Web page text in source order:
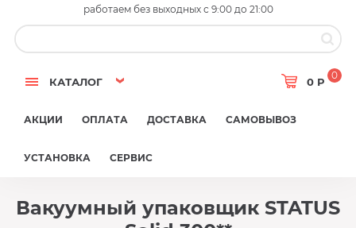
работаем без выходных с 9:00 до 21:00
КАТАЛОГ 0 Р
0
АКЦИИ ОПЛАТА ДОСТАВКА САМОВЫВОЗ
УСТАНОВКА СЕРВИС
Вакуумный упаковщик STATUS